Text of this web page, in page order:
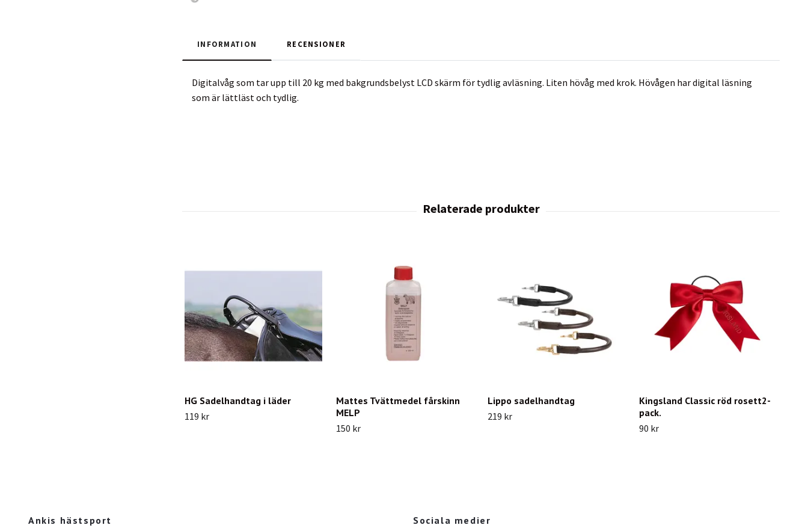
INFORMATION RECENSIONER
Digitalvåg som tar upp till 20 kg med bakgrundsbelyst LCD skärm för tydlig avläsning. Liten hövåg med krok. Hövågen har digital läsning
som är lättläst och tydlig.
HG Sadelhandtag i läder
119 kr
Mattes Tvättmedel fårskinn
MELP
150 kr
Lippo sadelhandtag
219 kr
Kingsland Classic röd rosett2-
pack.
90 kr
Ankis hästsport Sociala medier